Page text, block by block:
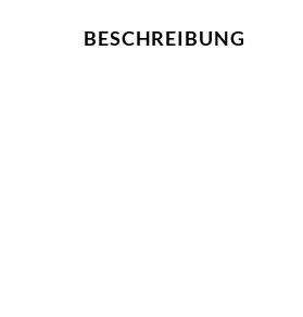
BESCHREIBUNG